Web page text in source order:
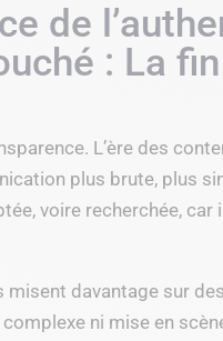
de
: La
L’ère des
plus brute, plus
voire recherchée, car
davantage sur
ni mise en